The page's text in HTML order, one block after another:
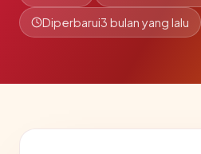
Diperbarui3 bulan yang lalu